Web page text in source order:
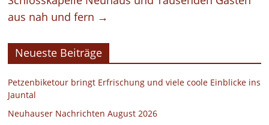
aus nah und fern →
Neueste Beiträge
Petzenbiketour bringt Erfrischung und viele coole Einblicke ins
Jauntal
Neuhauser Nachrichten August 2026